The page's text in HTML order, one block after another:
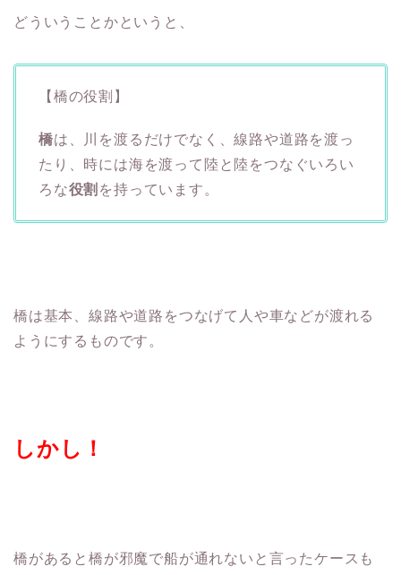
どういうことかというと、
【橋の役割】
橋は、川を渡るだけでなく、線路や道路を渡っ
たり、時には海を渡って陸と陸をつなぐいろい
ろな役割 を持っています。
橋は基本、線路や道路をつなげて人や車などが渡れる
ようにするものです。
しかし！
橋があると橋が邪魔で船が通れないと言ったケースも